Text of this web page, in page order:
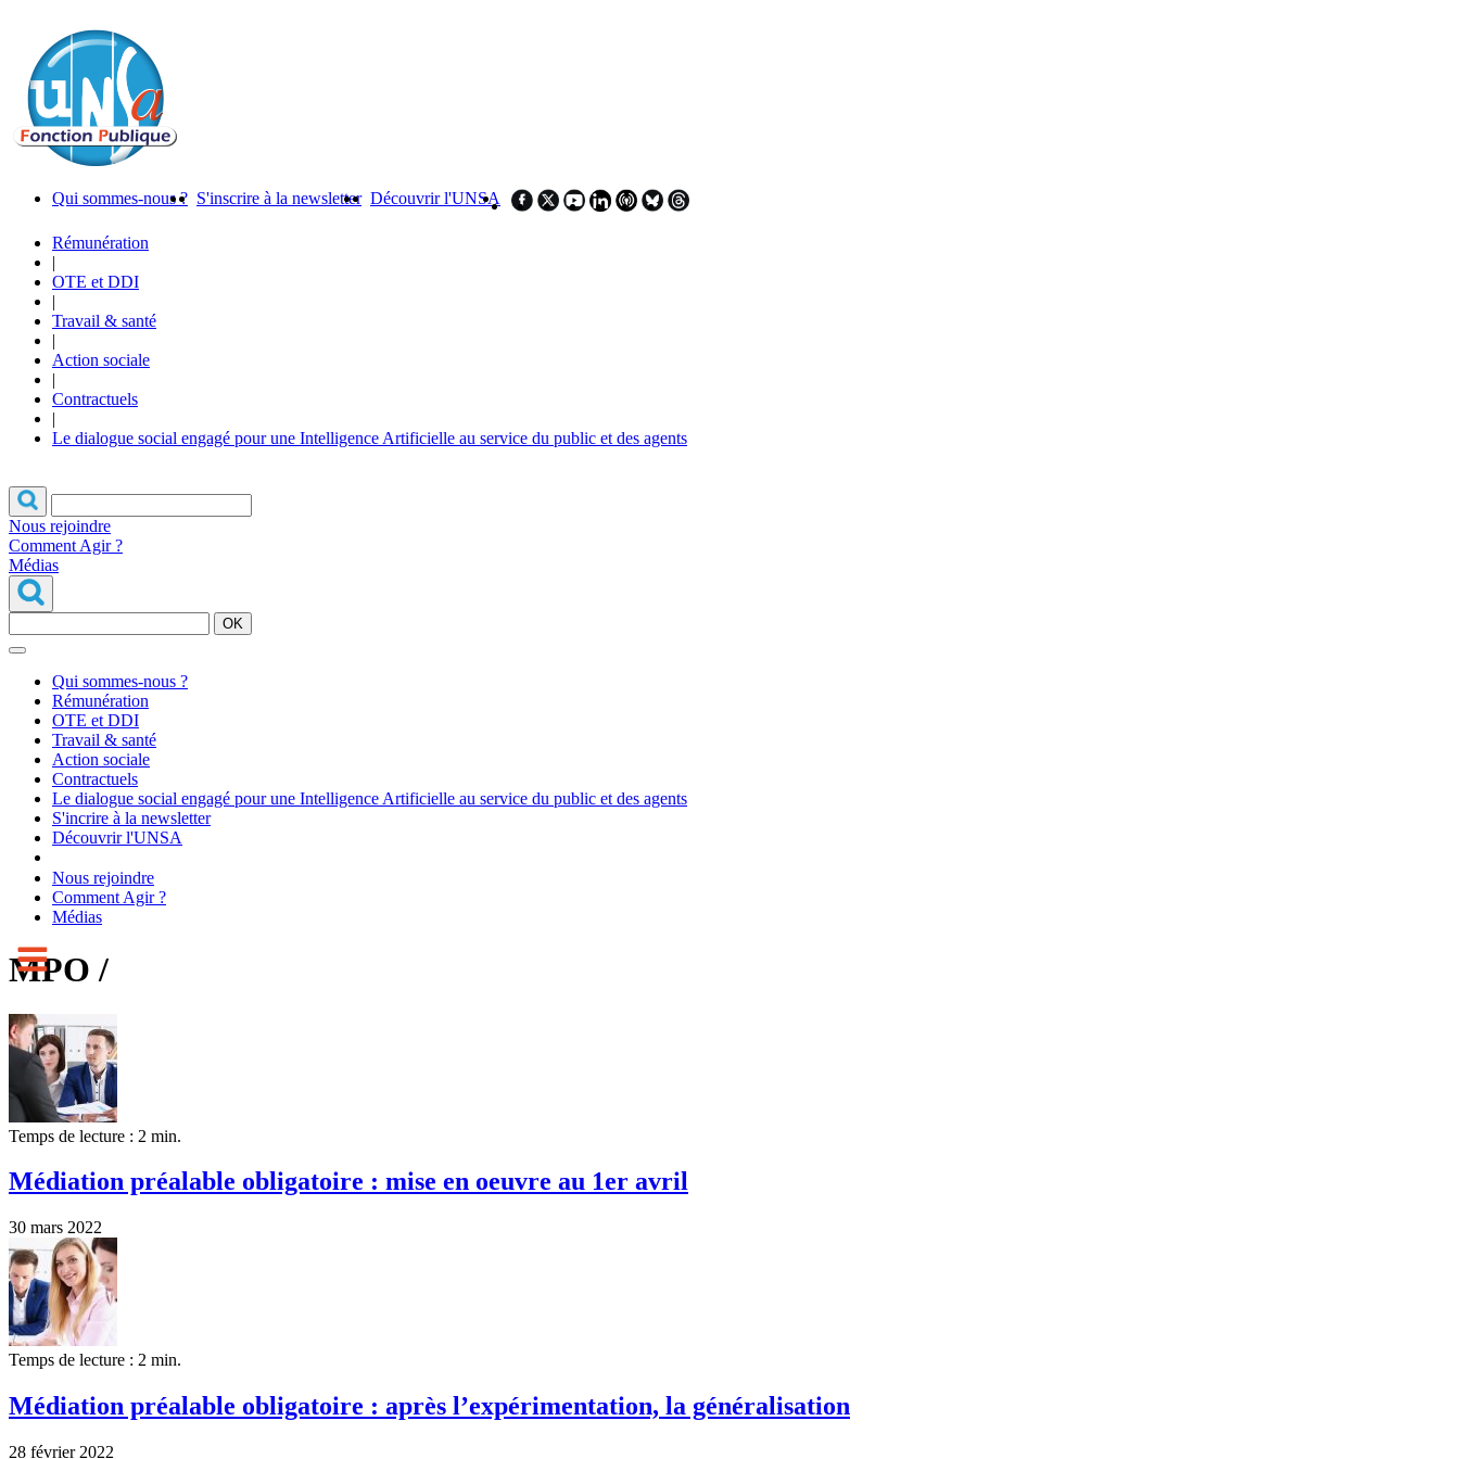
Qui sommes-nous ? S'inscrire à la newsletter Découvrir l'UNSA
Rémunération
|
OTE et DDI
|
Travail & santé
|
Action sociale
|
Contractuels
|
Le dialogue social engagé pour une Intelligence Artificielle au service du public et des agents
Nous rejoindre
Comment Agir ?
Médias
OK
Qui sommes-nous ?
Rémunération
OTE et DDI
Travail & santé
Action sociale
Contractuels
Le dialogue social engagé pour une Intelligence Artificielle au service du public et des agents
S'incrire à la newsletter
Découvrir l'UNSA
Nous rejoindre
Comment Agir ?
Médias
MPO /
Temps de lecture : 2 min.
Médiation préalable obligatoire : mise en oeuvre au 1er avril
30 mars 2022
Temps de lecture : 2 min.
Médiation préalable obligatoire : après l’expérimentation, la généralisation
28 février 2022